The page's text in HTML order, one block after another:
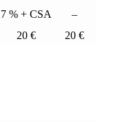
7 % + CSA
–
20 € 20 €